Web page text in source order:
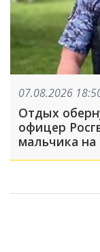
07.08.2026
Отдых
офицер
мальчика